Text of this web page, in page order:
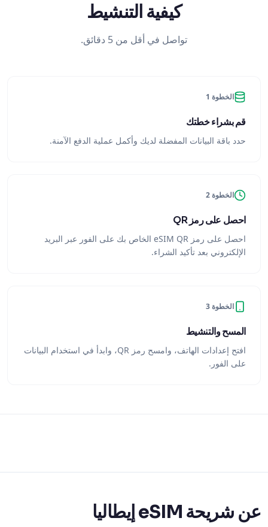
كيفية التنشيط
تواصل في أقل من 5 دقائق.
الخطوة 1
قم بشراء خطتك
حدد باقة البيانات المفضلة لديك وأكمل عملية الدفع الآمنة.
الخطوة 2
احصل على رمز QR
احصل على رمز eSIM QR الخاص بك على الفور عبر البريد
الإلكتروني بعد تأكيد الشراء.
الخطوة 3
المسح والتنشيط
افتح إعدادات الهاتف، وامسح رمز QR، وابدأ في استخدام البيانات
على الفور.
عن شريحة eSIM إيطاليا